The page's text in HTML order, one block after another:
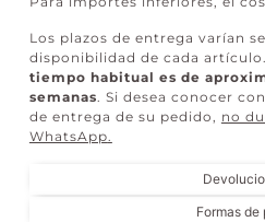
Formas de
Los plazos de entrega varían
disponibilidad de cada
tiempo habitual es de
semanas . Si desea conocer
de entrega de su pedido, no
WhatsApp